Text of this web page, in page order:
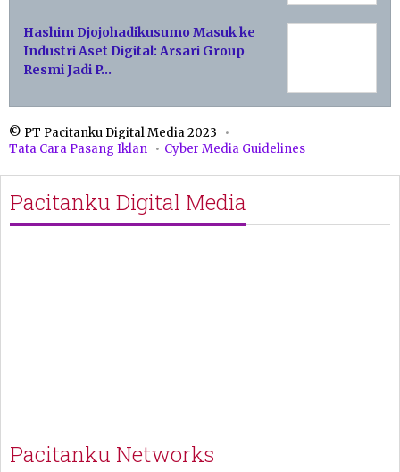
Hashim Djojohadikusumo Masuk ke
Industri Aset Digital: Arsari Group
Resmi Jadi P…
© PT Pacitanku Digital Media 2023
Tata Cara Pasang Iklan
Cyber Media Guidelines
Pacitanku Digital Media
Pacitanku Networks